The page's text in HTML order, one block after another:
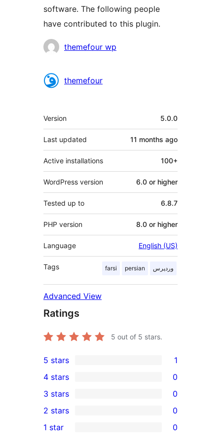
software. The following people
have contributed to this plugin.
Contributors
themefour wp
themefour
Meta
Version 5.0.0
Last updated 11 months ago
Active installations 100+
WordPress version 6.0 or higher
Tested up to 6.8.7
PHP version 8.0 or higher
Language English (US)
Tags farsi persian وردپرس
Advanced View
Ratings
5 out of 5 stars.
1
5-
star
review
5 stars 1
4-
star
reviews
4 stars 0
0
3-
star
3 stars 0
2-
2 stars 0
1 star 0